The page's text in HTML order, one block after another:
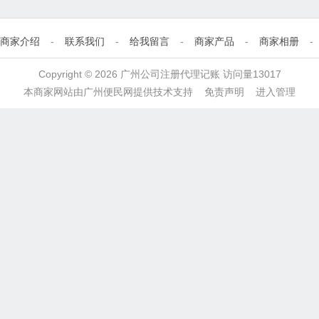
商家介绍 - 联系我们 - 给我留言 - 商家产品 - 商家相册 -
Copyright © 2026 广州公司注册代理记账 访问量13017
本商家网站由广州便民网提供技术支持 免责声明 进入管理